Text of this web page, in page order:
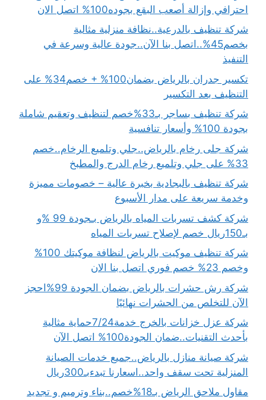
احترافي وإزالة أصعب البقع بجوده100% اتصل الان
شركة تنظيف بالدرعية..نظافة منزلية مثالية
بخصم45%..اتصل بنا الآن..جودة عالية وسرعة في
التنفيذ
تكسير جدران بالرياض بضمان100% + خصم34% على
التنظيف بعد التكسير
شركة تنظيف بساجر بـ33%خصم لتنظيف وتعقيم شاملة
بجودة 100% وأسعار تنافسية
شركة جلى رخام بالرياض..جلي وتلميع الرخام..خصم
33% على جلي وتلميع رخام الدرج والمطبخ
شركة تنظيف بالبجادية بخبرة عالية – خصومات مميزة
وخدمة سريعة على مدار الأسبوع
شركة كشف تسربات المياه بالرياض بـجودة 99 %و
بـ150ريال خصم لإصلاح تسربات المياه
شركة تنظيف موكيت بالرياض لنظافة موكيتك 100%
وخصم 23% خصم فوري اتصل بنا الان
شركة رش حشرات بالرياض بضمان الجودة 99%احجز
الآن للتخلص من الحشرات نهائيًا
شركة عزل خزانات بالخرج خدمة7/24حماية مثالية
بأحدث التقنيات..ضمان الجودة100% اتصل الآن
شركة صيانة منازل بالرياض..جميع خدمات الصيانة
المنزلية تحت سقف واحد..اسعارنا تبدءبـ300ريال
مقاول ملاحق الرياض بـ18%خصم..بناء وترميم و تجديد